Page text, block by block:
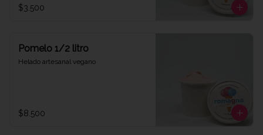
$3.500
Pomelo 1/2 litro
Helado artesanal vegano
$8.500